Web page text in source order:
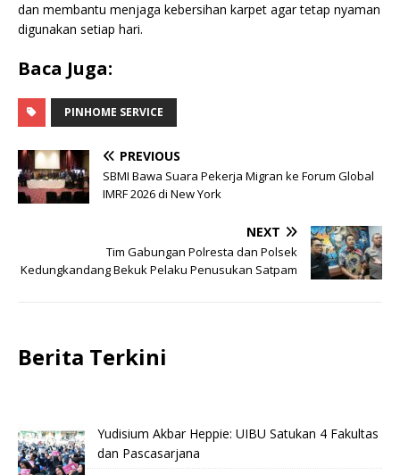
dan membantu menjaga kebersihan karpet agar tetap nyaman
digunakan setiap hari.
Baca Juga:
PINHOME SERVICE
PREVIOUS
SBMI Bawa Suara Pekerja Migran ke Forum Global
IMRF 2026 di New York
NEXT
Tim Gabungan Polresta dan Polsek
Kedungkandang Bekuk Pelaku Penusukan Satpam
Berita Terkini
Yudisium Akbar Heppie: UIBU Satukan 4 Fakultas
dan Pascasarjana